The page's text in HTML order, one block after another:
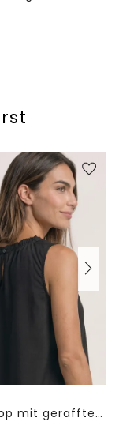
Blusentop mit gerafftem Rundhals